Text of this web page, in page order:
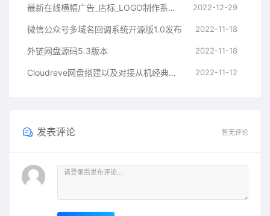
最新在线横幅广告_店标_LOGO制作系统源码本地接口版 2022-12-29
微信公众号多域名回调系统开源版1.0发布 2022-11-18
外链网盘源码5.3版本 2022-11-18
Cloudreve网盘搭建以及对接从机经典教程 2022-11-12
发表评论 暂无评论